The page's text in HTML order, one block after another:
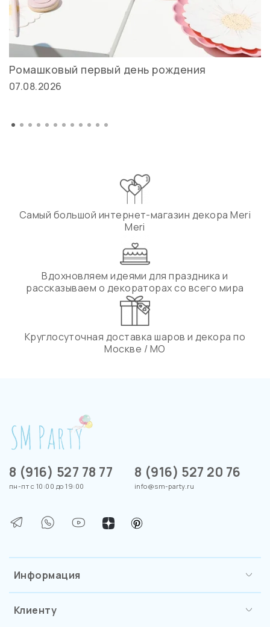
Ромашковый первый день рождения
07.08.2026
Самый большой интернет-магазин декора Meri
Meri
Вдохновляем идеями для праздника и
рассказываем о декораторах со всего мира
Круглосуточная доставка шаров и декора по
Москве / МО
Информация
Клиенту
8 (916) 527 78 77
пн-пт с 10:00 до 19:00
8 (916) 527 20 76
info@sm-party.ru